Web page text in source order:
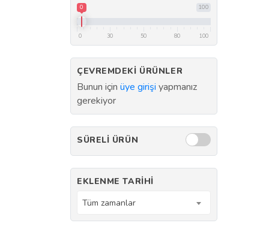
100
0
0 30 50 80 100
ÇEVREMDEKI ÜRÜNLER
Bunun için üye girişi yapmanız
gerekiyor
SÜRELI ÜRÜN
EKLENME TARIHI
Tüm zamanlar